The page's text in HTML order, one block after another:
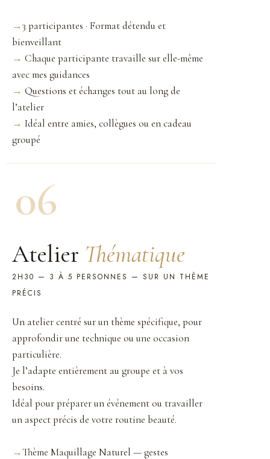
→3 participantes · Format détendu et
bienveillant
→ Chaque participante travaille sur elle-même
avec mes guidances
→ Questions et échanges tout au long de
l’atelier
→ Idéal entre amies, collègues ou en cadeau
groupé
Atelier Thématique
2H30 — 3 À 5 PERSONNES — SUR UN THÈME
PRÉCIS
Un atelier centré sur un thème spécifique, pour
approfondir une technique ou une occasion
particulière.
Je l’adapte entièrement au groupe et à vos
besoins.
Idéal pour préparer un événement ou travailler
un aspect précis de votre routine beauté.
→Thème Maquillage Naturel — gestes